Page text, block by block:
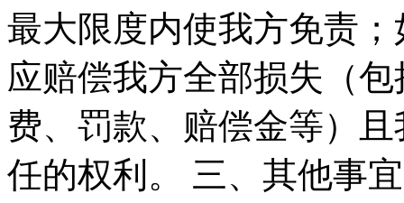
最大限度内使我方免责
应赔偿我方全部损失（
费、罚款、赔偿金等）
任的权利。 三、其他事